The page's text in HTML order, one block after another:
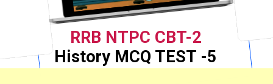
RRB NTPC CBT-2
History MCQ TEST -5